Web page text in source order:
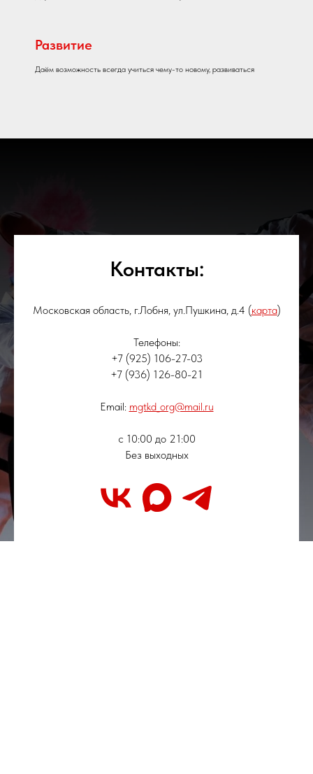
Развитие
Даём возможность всегда учиться чему-то новому, развиваться
Контакты:
Московская область, г.Лобня, ул.Пушкина, д.4 (карта)
Телефоны:
+7 (925) 106-27-03
+7 (936) 126-80-21
Email: mgtkd_org@mail.ru
с 10:00 до 21:00
Без выходных